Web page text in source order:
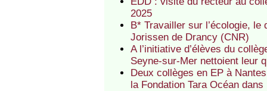
2025
B* Travailler sur l’écologie,
Jorissen de Drancy (CNR)
A l’initiative d’élèves du
Seyne-sur-Mer nettoient leur
Deux collèges en EP à
la Fondation Tara Océan